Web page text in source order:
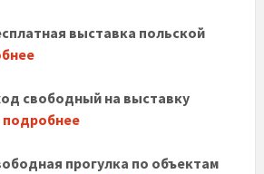
выставка польской
свободный на выставку
подробнее
прогулка по объектам